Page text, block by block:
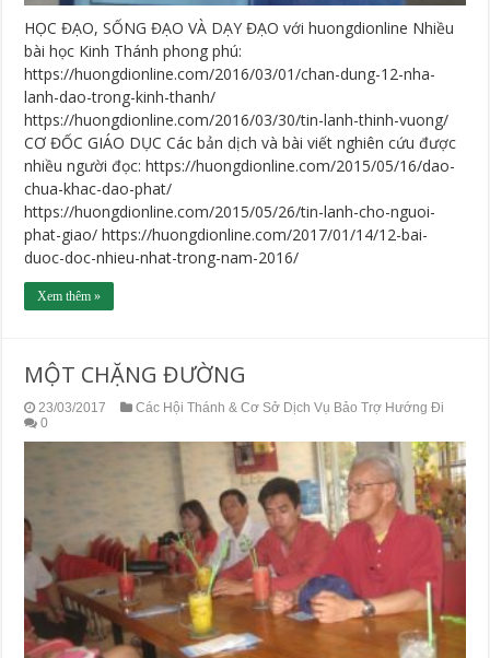
HỌC ĐẠO, SỐNG ĐẠO VÀ DẠY ĐẠO với huongdionline Nhiều
bài học Kinh Thánh phong phú:
https://huongdionline.com/2016/03/01/chan-dung-12-nha-
lanh-dao-trong-kinh-thanh/
https://huongdionline.com/2016/03/30/tin-lanh-thinh-vuong/
CƠ ĐỐC GIÁO DỤC Các bản dịch và bài viết nghiên cứu được
nhiều người đọc: https://huongdionline.com/2015/05/16/dao-
chua-khac-dao-phat/
https://huongdionline.com/2015/05/26/tin-lanh-cho-nguoi-
phat-giao/ https://huongdionline.com/2017/01/14/12-bai-
duoc-doc-nhieu-nhat-trong-nam-2016/
Xem thêm »
MỘT CHẶNG ĐƯỜNG
23/03/2017
Các Hội Thánh & Cơ Sở Dịch Vụ Bảo Trợ Hướng Đi
0